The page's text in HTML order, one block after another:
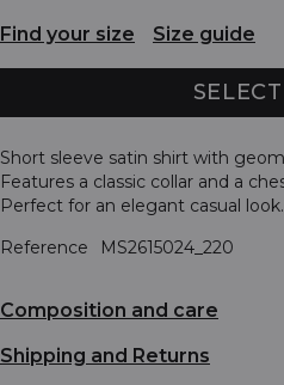
Find your size Size guide
Short sleeve satin shirt with
Features a classic collar and a
Perfect for an elegant casual look.
Reference
MS2615024_220
Composition and care
Shipping and Returns